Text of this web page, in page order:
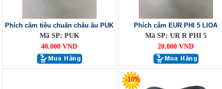
Phích căm tiêu chuẩn châu âu PUK
Mã SP: PUK
40.000 VND
Phích cắm EUR PHI 5 LIOA
Mã SP: UR R PHI 5
20.000 VND
-10%